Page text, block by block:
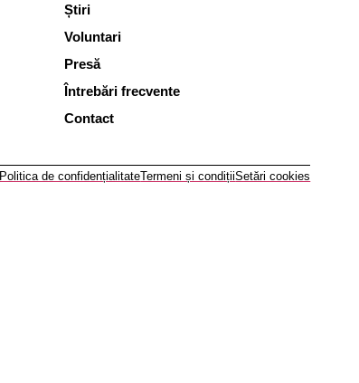
Știri
Voluntari
Presă
Întrebări frecvente
Contact
Politica de confidențialitateTermeni și condițiiSetări cookies